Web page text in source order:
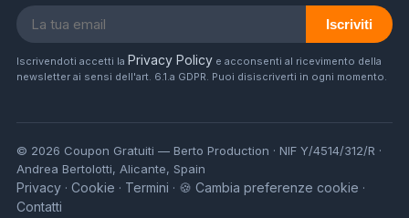
Iscriviti
Iscrivendoti accetti la Privacy Policy e acconsenti al ricevimento della
newsletter ai sensi dell'art. 6.1.a GDPR. Puoi disiscriverti in ogni momento.
© 2026 Coupon Gratuiti — Berto Production · NIF Y/4514/312/R ·
Andrea Bertolotti, Alicante, Spain
Privacy · Cookie · Termini · 🍪 Cambia preferenze cookie ·
Contatti